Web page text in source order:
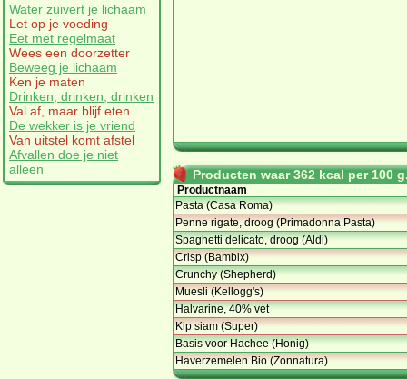
Water zuivert je lichaam
Let op je voeding
Eet met regelmaat
Wees een doorzetter
Beweeg je lichaam
Ken je maten
Drinken, drinken, drinken
Val af, maar blijf eten
De wekker is je vriend
Van uitstel komt afstel
Afvallen doe je niet
alleen
Producten waar 362 kcal per 100
Productnaam
Pasta (Casa Roma)
Penne rigate, droog (Primadonna Pasta)
Spaghetti delicato, droog (Aldi)
Crisp (Bambix)
Crunchy (Shepherd)
Muesli (Kellogg's)
Halvarine, 40% vet
Kip siam (Super)
Basis voor Hachee (Honig)
Haverzemelen Bio (Zonnatura)